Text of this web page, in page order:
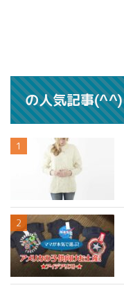
の人気記事(^^)